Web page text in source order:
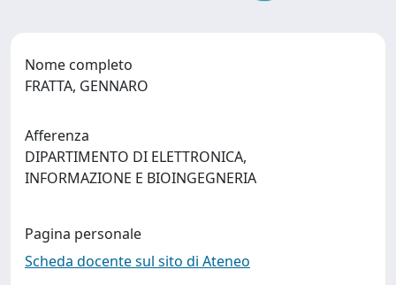
Nome completo
FRATTA, GENNARO
Afferenza
DIPARTIMENTO DI ELETTRONICA,
INFORMAZIONE E BIOINGEGNERIA
Pagina personale
Scheda docente sul sito di Ateneo